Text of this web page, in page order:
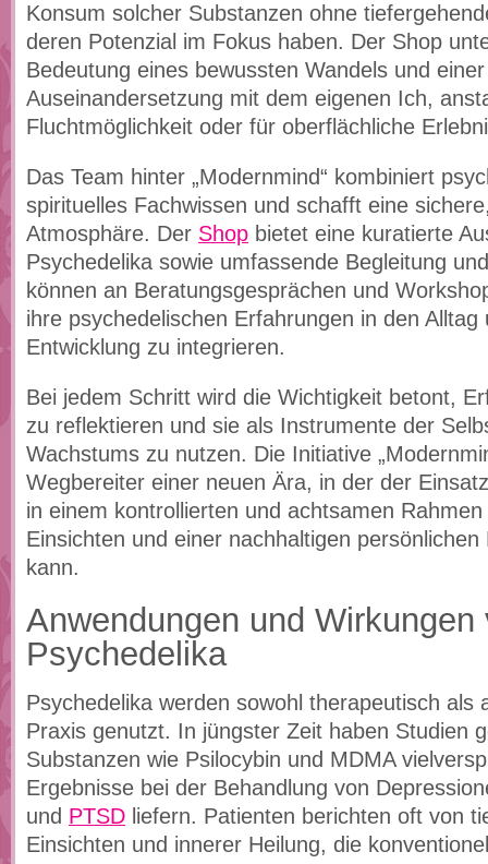
Konsum solcher Substanzen ohne
deren Potenzial im Fokus haben. Der Shop
Bedeutung eines bewussten Wandels und
Auseinandersetzung mit dem eigenen Ich,
Fluchtmöglichkeit oder für oberflächliche
Das Team hinter „Modernmind“ kombiniert
spirituelles Fachwissen und schafft eine
Atmosphäre. Der Shop bietet eine kuratierte
Psychedelika sowie umfassende Begleitung
können an Beratungsgesprächen und
ihre psychedelischen Erfahrungen in den Alltag
Entwicklung zu integrieren.
Bei jedem Schritt wird die Wichtigkeit betont,
zu reflektieren und sie als Instrumente der
Wachstums zu nutzen. Die Initiative
Wegbereiter einer neuen Ära, in der der
in einem kontrollierten und achtsamen
Einsichten und einer nachhaltigen
kann.
Anwendungen und Wirkungen
Psychedelika
Psychedelika werden sowohl therapeutisch als
Praxis genutzt. In jüngster Zeit haben Studien
Substanzen wie Psilocybin und MDMA
Ergebnisse bei der Behandlung von
und PTSD liefern. Patienten berichten oft von
Einsichten und innerer Heilung, die